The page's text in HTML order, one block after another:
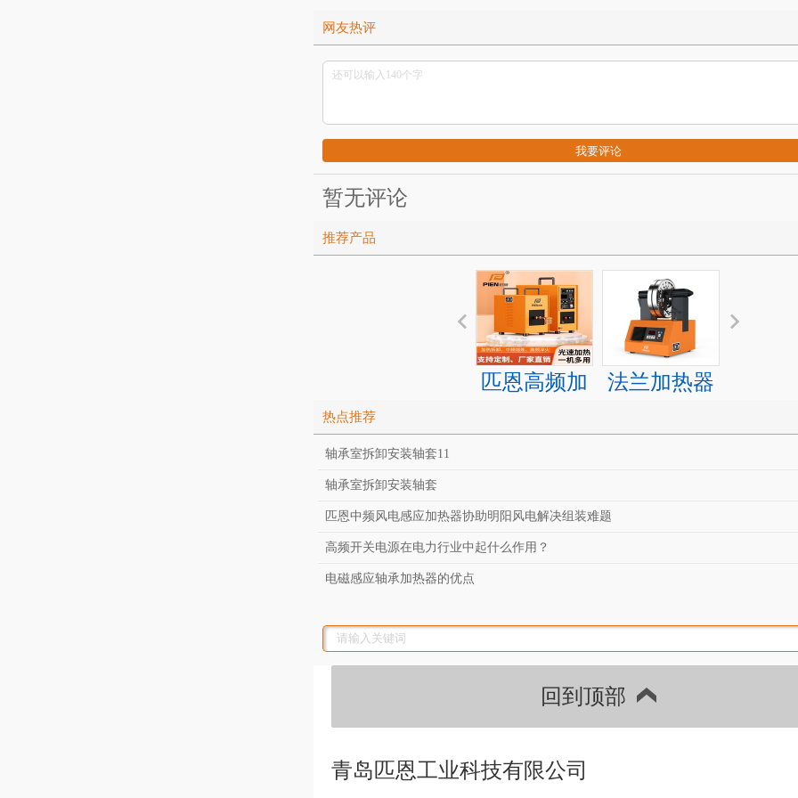
网友热评
暂无评论
推荐产品
匹恩高频加
难题
法兰加热器
热点推荐
轴承室拆卸安装轴套11
轴承室拆卸安装轴套
匹恩中频风电感应加热器协助明阳风电解决组装难题
高频开关电源在电力行业中起什么作用？
电磁感应轴承加热器的优点
回到顶部
青岛匹恩工业科技有限公司